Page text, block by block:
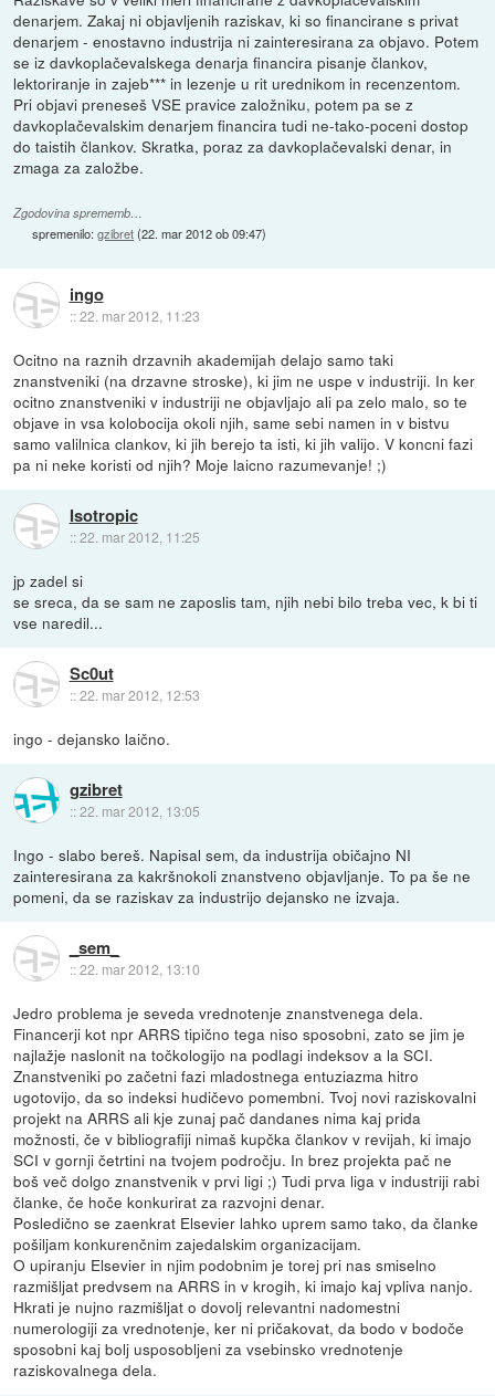
denarjem. Zakaj ni objavljenih raziskav, ki so financirane s privat
denarjem - enostavno industrija ni zainteresirana za objavo. Potem
se iz davkoplačevalskega denarja financira pisanje člankov,
lektoriranje in zajeb*** in lezenje u rit urednikom in recenzentom.
Pri objavi preneseš VSE pravice založniku, potem pa se z
davkoplačevalskim denarjem financira tudi ne-tako-poceni dostop
do taistih člankov. Skratka, poraz za davkoplačevalski denar, in
zmaga za založbe.
Zgodovina sprememb…
spremenilo:gzibret(22. mar 2012 ob 09:47)
ingo
::22. mar 2012, 11:23
Ocitno na raznih drzavnih akademijah delajo samo taki
znanstveniki (na drzavne stroske), ki jim ne uspe v industriji. In ker
ocitno znanstveniki v industriji ne objavljajo ali pa zelo malo, so te
objave in vsa kolobocija okoli njih, same sebi namen in v bistvu
samo valilnica clankov, ki jih berejo ta isti, ki jih valijo. V koncni fazi
pa ni neke koristi od njih? Moje laicno razumevanje! ;)
Isotropic
::22. mar 2012, 11:25
jp zadel si
se sreca, da se sam ne zaposlis tam, njih nebi bilo treba vec, k bi ti
vse naredil...
Sc0ut
::22. mar 2012, 12:53
ingo - dejansko laično.
gzibret
::22. mar 2012, 13:05
Ingo - slabo bereš. Napisal sem, da industrija običajno NI
zainteresirana za kakršnokoli znanstveno objavljanje. To pa še ne
pomeni, da se raziskav za industrijo dejansko ne izvaja.
_sem_
::22. mar 2012, 13:10
Jedro problema je seveda vrednotenje znanstvenega dela.
Financerji kot npr ARRS tipično tega niso sposobni, zato se jim je
najlažje naslonit na točkologijo na podlagi indeksov a la SCI.
Znanstveniki po začetni fazi mladostnega entuziazma hitro
ugotovijo, da so indeksi hudičevo pomembni. Tvoj novi raziskovalni
projekt na ARRS ali kje zunaj pač dandanes nima kaj prida
možnosti, če v bibliografiji nimaš kupčka člankov v revijah, ki imajo
SCI v gornji četrtini na tvojem področju. In brez projekta pač ne
boš več dolgo znanstvenik v prvi ligi ;) Tudi prva liga v industriji rabi
članke, če hoče konkurirat za razvojni denar.
Posledično se zaenkrat Elsevier lahko uprem samo tako, da članke
pošiljam konkurenčnim zajedalskim organizacijam.
O upiranju Elsevier in njim podobnim je torej pri nas smiselno
razmišljat predvsem na ARRS in v krogih, ki imajo kaj vpliva nanjo.
Hkrati je nujno razmišljat o dovolj relevantni nadomestni
numerologiji za vrednotenje, ker ni pričakovat, da bodo v bodoče
sposobni kaj bolj usposobljeni za vsebinsko vrednotenje
raziskovalnega dela.